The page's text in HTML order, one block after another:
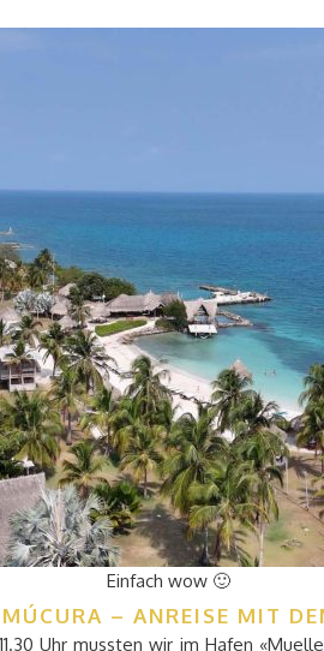
Einfach wow 🙂
– ANREISE MIT
Uhr mussten wir im Hafen